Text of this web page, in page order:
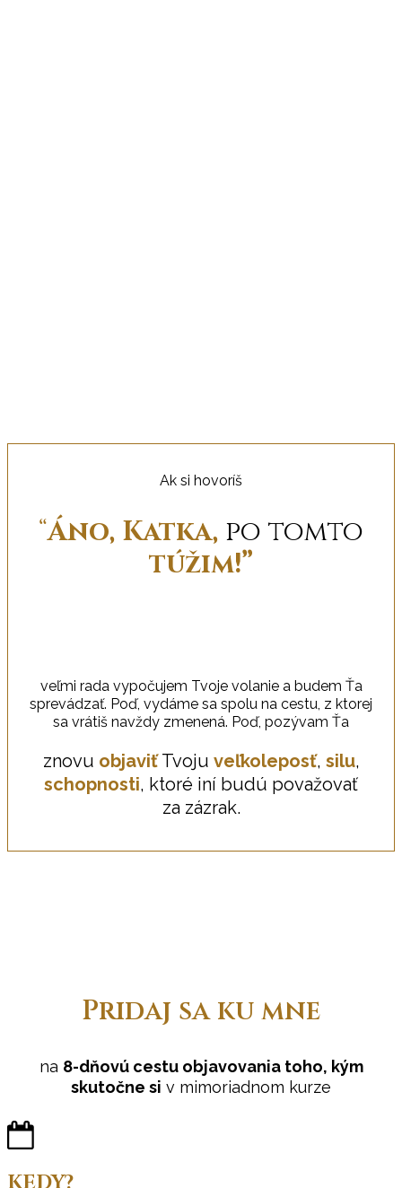
Ak si hovoríš
“Áno, Katka, po tomto
túžim!”
veľmi rada vypočujem Tvoje volanie a budem Ťa
sprevádzať. Poď, vydáme sa spolu na cestu, z ktorej
sa vrátiš navždy zmenená. Poď, pozývam Ťa
znovu objaviť Tvoju veľkoleposť, silu,
schopnosti, ktoré iní budú považovať
za zázrak.
Pridaj sa ku mne
na 8-dňovú cestu objavovania toho, kým
skutočne si v mimoriadnom kurze